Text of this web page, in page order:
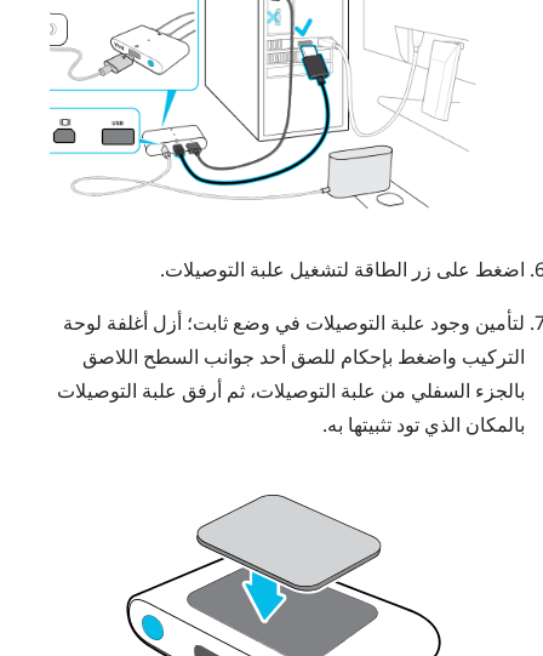
اضغط على زر الطاقة لتشغيل علبة التوصيلات.
لتأمين وجود علبة التوصيلات في وضع ثابت؛ أزل أغلفة لوحة
التركيب واضغط بإحكام للصق أحد جوانب السطح اللاصق
بالجزء السفلي من علبة التوصيلات، ثم أرفق علبة التوصيلات
بالمكان الذي تود تثبيتها به.